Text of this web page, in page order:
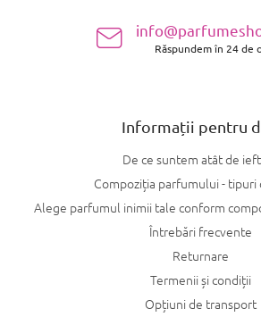
Răspundem în 24 de
Informații pentru
De ce suntem atât de
Compoziția parfumului - tipuri
Alege parfumul inimii tale conform
Întrebări frecvente
Returnare
Termenii și condiții
Opțiuni de transport